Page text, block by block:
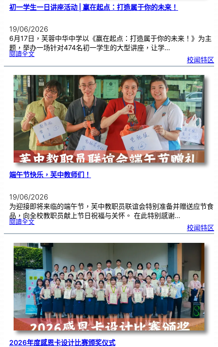
初一学生一日讲座活动 | 赢在起点：打造属于你的未来！
19/06/2026
6月17日，芙蓉中华中学以《赢在起点：打造属于你的未来！》为主
题，举办一场针对474名初一学生的大型讲座，让学…
閱讀全文:初
生
日
讲
座
活
动
赢
在
起
点
：
打
造
属
于
你
的
未
来
！
校闻特区
端午节快乐，芙中教师们！
19/06/2026
为迎接即将来临的端午节，芙中教职员联谊会特别准备并赠送应节食
品，向全校教职员献上节日祝福与关怀。 在此特别感谢…
閱讀全文:端
快
，
芙
中
教
师
们
！
校闻特区
2026年度感恩卡设计比赛颁奖仪式